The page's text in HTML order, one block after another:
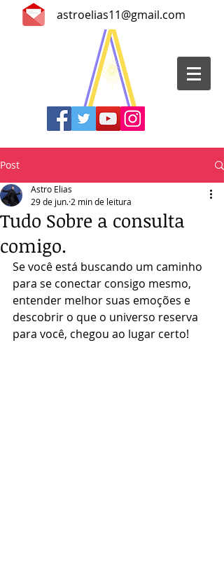
astroelias11@gmail.com
Post
Tudo Sobre a consulta
comigo.
Astro Elias
29 de jun. 2 min de leitura
Se você está buscando um caminho
para se conectar consigo mesmo,
entender melhor suas emoções e
descobrir o que o universo reserva
para você, chegou ao lugar certo!